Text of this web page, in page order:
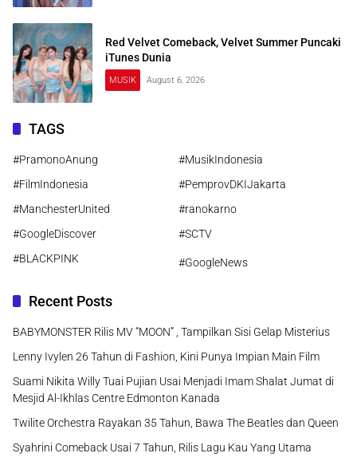
Red Velvet Comeback, Velvet Summer Puncaki
iTunes Dunia
MUSIK August 6, 2026
TAGS
#PramonoAnung
#MusikIndonesia
#FilmIndonesia
#PemprovDKIJakarta
#ManchesterUnited
#ranokarno
#GoogleDiscover
#SCTV
#BLACKPINK
#GoogleNews
Recent Posts
BABYMONSTER Rilis MV “MOON” , Tampilkan Sisi Gelap Misterius
Lenny Ivylen 26 Tahun di Fashion, Kini Punya Impian Main Film
Suami Nikita Willy Tuai Pujian Usai Menjadi Imam Shalat Jumat di
Mesjid Al-Ikhlas Centre Edmonton Kanada
Twilite Orchestra Rayakan 35 Tahun, Bawa The Beatles dan Queen
Syahrini Comeback Usai 7 Tahun, Rilis Lagu Kau Yang Utama